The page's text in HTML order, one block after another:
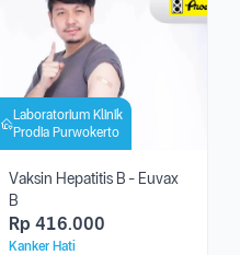
Laboratorium Klinik
Prodia Purwokerto
Vaksin Hepatitis B - Euvax
B
Rp 416.000
Kanker Hati